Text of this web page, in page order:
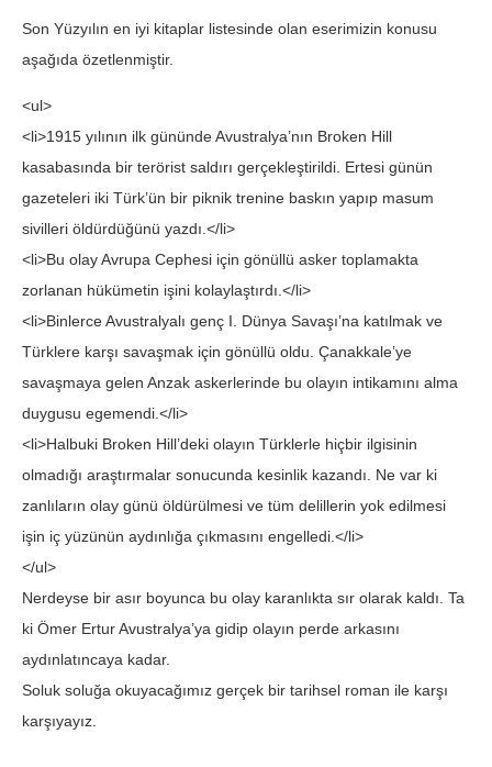
Son Yüzyılın en iyi kitaplar listesinde olan eserimizin konusu
aşağıda özetlenmiştir.
<ul>
<li>1915 yılının ilk gününde Avustralya’nın Broken Hill
kasabasında bir terörist saldırı gerçekleştirildi. Ertesi günün
gazeteleri iki Türk’ün bir piknik trenine baskın yapıp masum
sivilleri öldürdüğünü yazdı.</li>
<li>Bu olay Avrupa Cephesi için gönüllü asker toplamakta
zorlanan hükümetin işini kolaylaştırdı.</li>
<li>Binlerce Avustralyalı genç I. Dünya Savaşı’na katılmak ve
Türklere karşı savaşmak için gönüllü oldu. Çanakkale’ye
savaşmaya gelen Anzak askerlerinde bu olayın intikamını alma
duygusu egemendi.</li>
<li>Halbuki Broken Hill’deki olayın Türklerle hiçbir ilgisinin
olmadığı araştırmalar sonucunda kesinlik kazandı. Ne var ki
zanlıların olay günü öldürülmesi ve tüm delillerin yok edilmesi
işin iç yüzünün aydınlığa çıkmasını engelledi.</li>
</ul>
Nerdeyse bir asır boyunca bu olay karanlıkta sır olarak kaldı. Ta
ki Ömer Ertur Avustralya’ya gidip olayın perde arkasını
aydınlatıncaya kadar.
Soluk soluğa okuyacağımız gerçek bir tarihsel roman ile karşı
karşıyayız.